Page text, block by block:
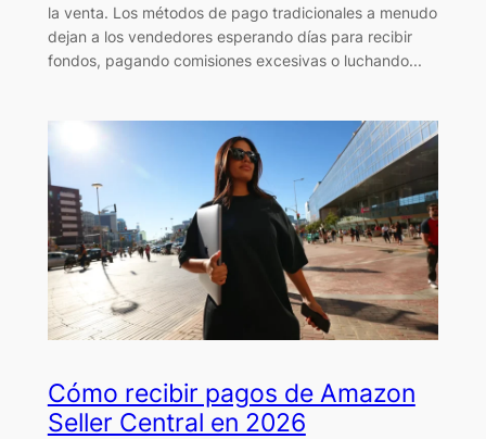
la venta. Los métodos de pago tradicionales a menudo
dejan a los vendedores esperando días para recibir
fondos, pagando comisiones excesivas o luchando...
Cómo recibir pagos de Amazon
Seller Central en 2026